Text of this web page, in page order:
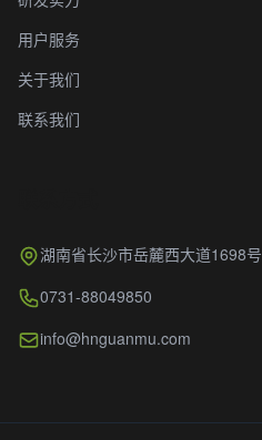
用户服务
关于我们
联系我们
湖南省长沙市岳麓西大道1698号
0731-88049850
info@hnguanmu.com